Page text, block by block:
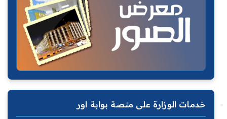
خدمات الوزارة على منصة بوابة اور